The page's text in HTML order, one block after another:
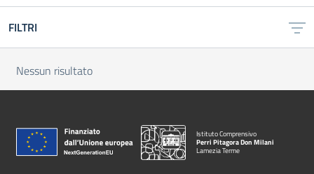
FILTRI
Nessun risultato
Istituto Comprensivo
Perri Pitagora Don Milani
Lamezia Terme